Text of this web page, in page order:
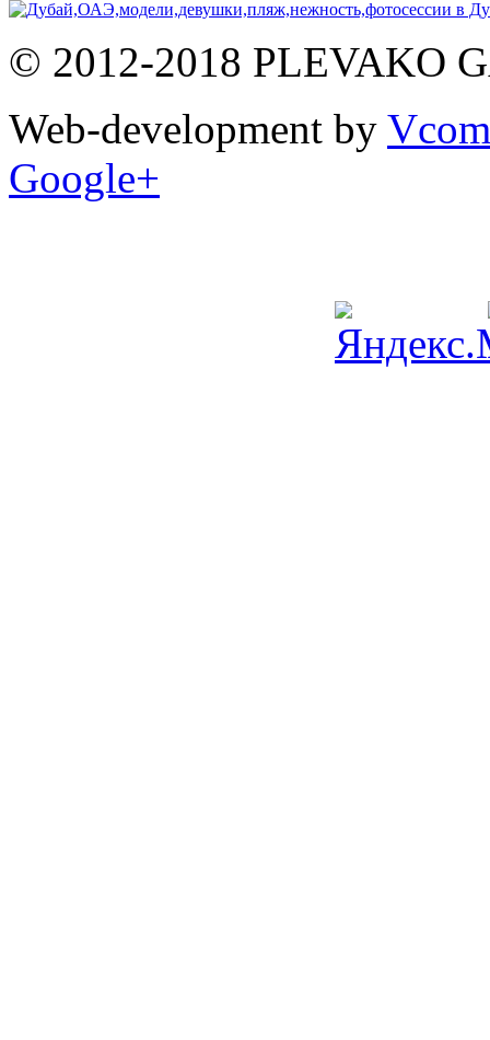
© 2012-2018 PLEVAKO
Web-development by Vcom
Google+